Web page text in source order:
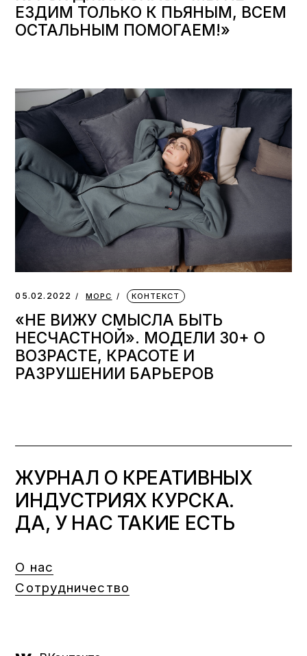
ЕЗДИМ ТОЛЬКО К ПЬЯНЫМ, ВСЕМ
ОСТАЛЬНЫМ ПОМОГАЕМ!»
05.02.2022 МОРС КОНТЕКСТ
«НЕ ВИЖУ СМЫСЛА БЫТЬ
НЕСЧАСТНОЙ». МОДЕЛИ 30+ О
ВОЗРАСТЕ, КРАСОТЕ И
РАЗРУШЕНИИ БАРЬЕРОВ
ЖУРНАЛ О КРЕАТИВНЫХ
ИНДУСТРИЯХ КУРСКА.
ДА, У НАС ТАКИЕ ЕСТЬ
О нас
Сотрудничество